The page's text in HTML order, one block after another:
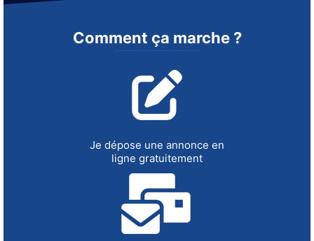
Comment ça marche ?
Je dépose une annonce en
ligne gratuitement